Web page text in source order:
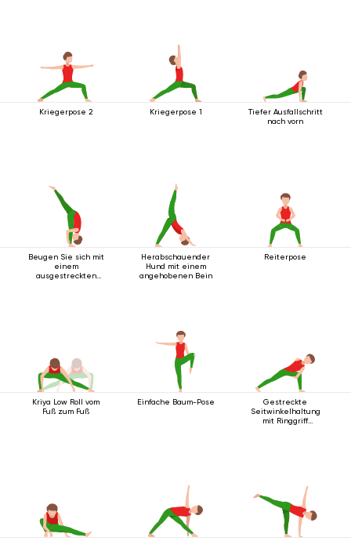
Kriegerpose 2 Kriegerpose 1
Tiefer Ausfallschritt
nach vorn
Beugen Sie sich mit
einem
ausgestreckten
Herabschauender
Hund mit einem
angehobenen Bein
Reiterpose
Kriya Low Roll vom
Fuß zum Fuß
Einfache Baum-Pose
Gestreckte
Seitwinkelhaltung
mit Ringgriff